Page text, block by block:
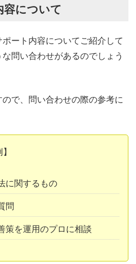
について
ート内容についてご紹介して
問い合わせがあるのでしょう
で、問い合わせの際の参考に
に関するもの
問
策を運用のプロに相談